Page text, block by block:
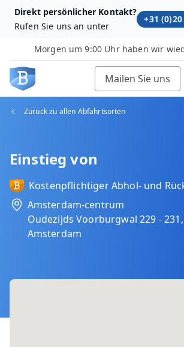
Direkt persönlicher Kontakt?
Rufen Sie uns an unter
+31
Morgen um 9:00 Uhr haben wir
Mailen Sie uns
Zurück zu allen Abfahrtsorten
Einstieg von
Kostenpflichtiger Abhol‑ und
Amsterdam-centrum
Oudezijds Voorburgwal 229 - 231,
Amsterdam